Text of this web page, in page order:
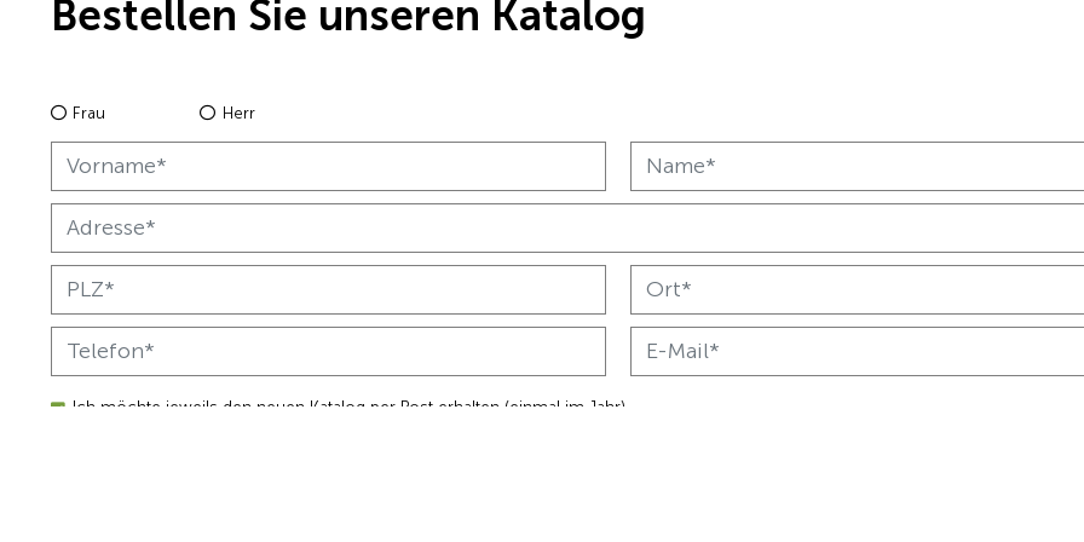
Bestellen Sie unseren Katalog
Frau Herr
Ich möchte jeweils den neuen Katalog per Post erhalten (einmal im Jahr).